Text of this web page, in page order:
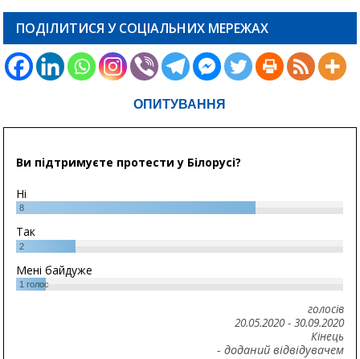
ПОДІЛИТИСЯ У СОЦІАЛЬНИХ МЕРЕЖАХ
ОПИТУВАННЯ
Ви підтримуєте протести у Білорусі?
Ні
8
Так
2
Мені байдуже
1 голос
голосів
20.05.2020- 30.09.2020
Кінець
- доданий відвідувачем